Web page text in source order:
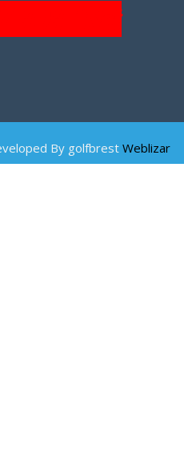
By golfbrestWeblizar